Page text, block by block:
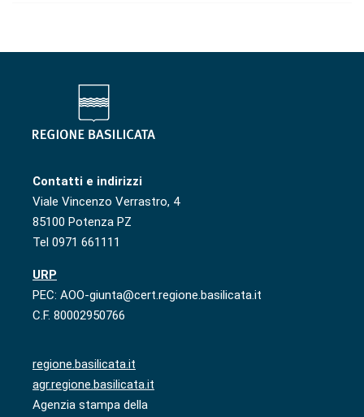
Contatti e indirizzi
Viale Vincenzo Verrastro, 4
85100 Potenza PZ
Tel 0971 661111
URP
PEC: AOO-giunta@cert.regione.basilicata.it
C.F. 80002950766
regione.basilicata.it
agr.regione.basilicata.it
Agenzia stampa della